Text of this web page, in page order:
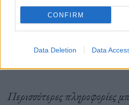
CONFIRM
Data Deletion Data
Περισσότερες πληροφορίες